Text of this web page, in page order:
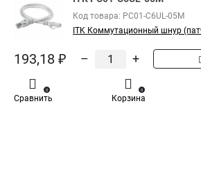
Код товара: PC01-C6UL-05M
ITK Коммутационный шнур
193,18 ₽ – +
Сравнить
0
Корзина
0